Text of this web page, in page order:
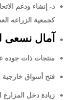
د- إنشاء ودعم
كجمعية الزراعه
آمال نسعى
منتجات ذات جوده
فتح أسواق خارجية
زيادة دخل